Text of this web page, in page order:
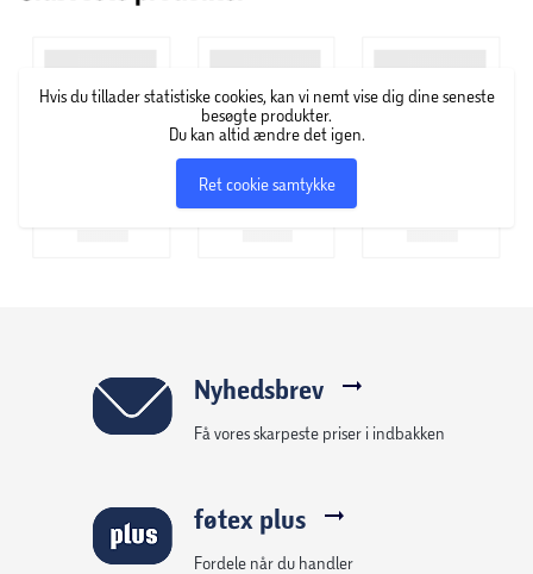
1900-tallet. Det hele begyndte med
engangsbarberbladet og har siden udviklet sig til både
innovative barberskrabere, skånsomme barberblade og
forskellige plejeprodukter til brug både før, under og efter
barbering. Gillette står blandt andet for mærkerne Labs,
King C. Gillette, Venus og Satin Care.
Hvis du tillader statistiske cookies, kan vi nemt vise dig dine seneste
besøgte produkter.
Du kan altid ændre det igen.
Ret cookie samtykke
Nyhedsbrev
Få vores skarpeste priser i indbakken
føtex plus
Fordele når du handler